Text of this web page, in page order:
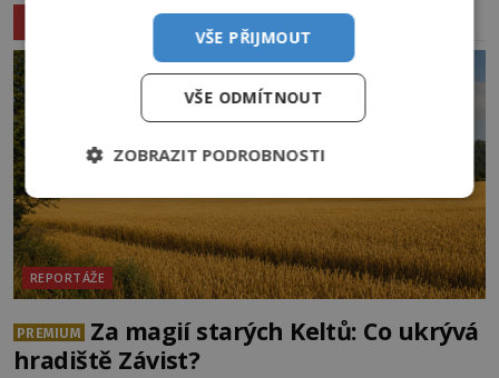
Související články
REPORTÁŽE
PREMIUM
Za magií starých Keltů: Co ukrývá
hradiště Závist?
VŠE PŘIJMOUT
VŠE ODMÍTNOUT
ZOBRAZIT PODROBNOSTI